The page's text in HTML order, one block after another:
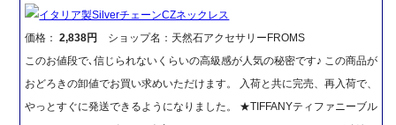
イタリア製SilverチェーンCZネックレス
価格：2,838円
ショップ名：天然石アクセサリーFROMS
このお値段で､信じられないくらいの高級感が人気の秘密です♪ この商品が
おどろきの卸値でお買い求めいただけます。 入荷と共に完売、再入荷で、
やっとすぐに発送できるようになりました。 ★TIFFANYティファニーブル